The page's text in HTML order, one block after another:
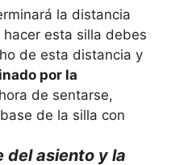
la distancia
esta silla debes
de esta distancia y
por la
de sentarse,
de la silla con
del asiento y la